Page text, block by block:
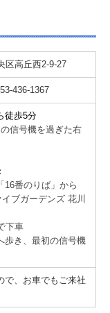
区高丘西2-9-27
436-1367
徒歩5分
信号機を過ぎた右
16番のりば」から
ブガーデンズ 花川
下車
歩き、最初の信号機
で、お車でもご来社